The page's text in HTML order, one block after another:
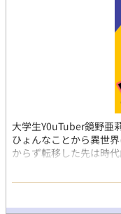
大学生Y0uTuber鏡野亜
ひょんなことから異世
からず転移した先は時
世界、何かがおかしい
る。 化け物に襲われ、
楼』。 そこで亜莉寿
J庭55で販売予定です。